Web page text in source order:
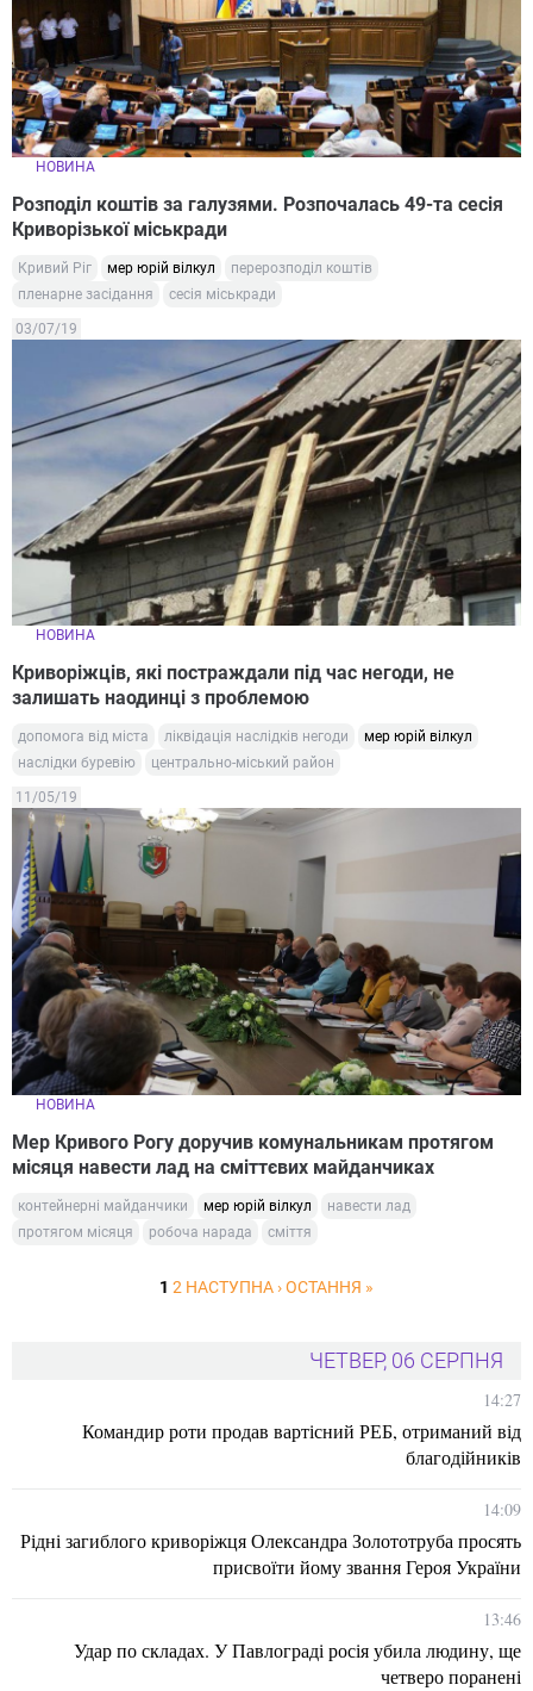
НОВИНА
Розподіл коштів за галузями. Розпочалась 49-та сесія
Криворізької міськради
Кривий Ріг мер юрій вілкул
перерозподіл коштів
пленарне засідання
сесія міськради
03/07/19
НОВИНА
Криворіжців, які постраждали під час негоди, не
залишать наодинці з проблемою
допомога від міста ліквідація наслідків негоди
мер юрій вілкул
наслідки буревію
центрально-міський район
11/05/19
НОВИНА
Мер Кривого Рогу доручив комунальникам протягом
місяця навести лад на сміттєвих майданчиках
контейнерні майданчики мер юрій вілкул
навести лад
протягом місяця
робоча нарада сміття
1 2 НАСТУПНА ›ОСТАННЯ »
ЧЕТВЕР, 06 СЕРПНЯ
14:27
Командир роти продав вартісний РЕБ, отриманий від
благодійників
14:09
Рідні загиблого криворіжця Олександра Золототруба просять
присвоїти йому звання Героя України
13:46
Удар по складах. У Павлограді росія убила людину, ще
четверо поранені